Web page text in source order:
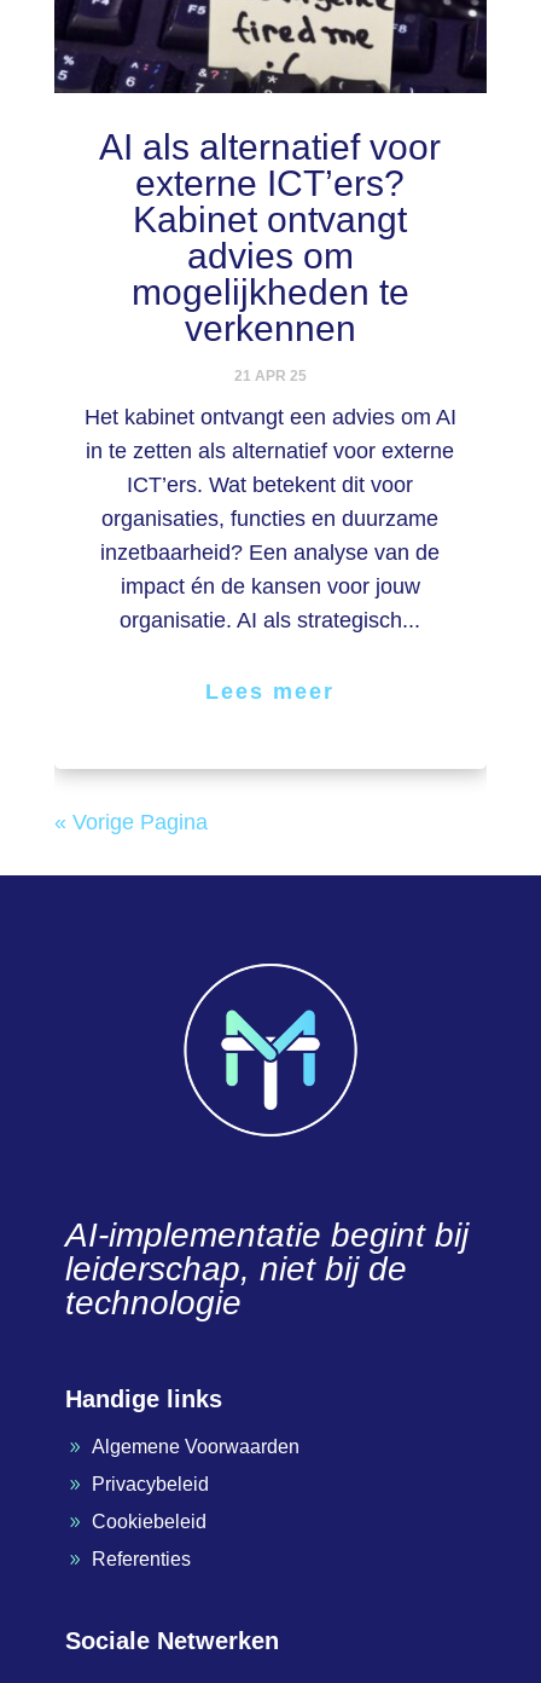
AI als alternatief voor
externe ICT’ers?
Kabinet ontvangt
advies om
mogelijkheden te
verkennen
21 APR 25
Het kabinet ontvangt een advies om AI
in te zetten als alternatief voor externe
ICT’ers. Wat betekent dit voor
organisaties, functies en duurzame
inzetbaarheid? Een analyse van de
impact én de kansen voor jouw
organisatie. AI als strategisch...
Lees meer
« Vorige Pagina
AI-implementatie begint bij
leiderschap, niet bij de
technologie
Handige links
9 Algemene Voorwaarden
9 Privacybeleid
9 Cookiebeleid
9 Referenties
Sociale Netwerken